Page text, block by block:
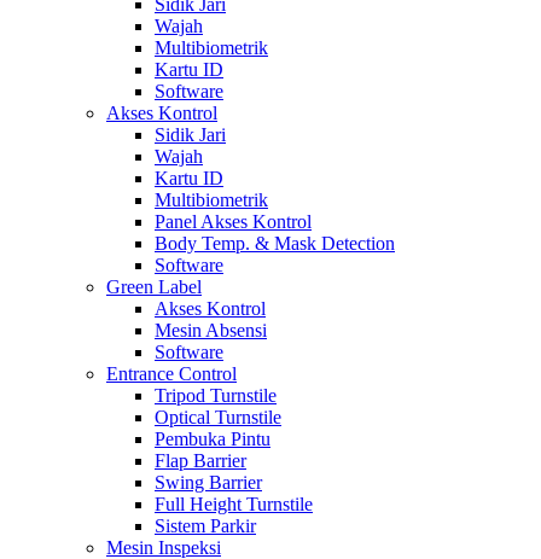
Sidik Jari
Wajah
Multibiometrik
Kartu ID
Software
Akses Kontrol
Sidik Jari
Wajah
Kartu ID
Multibiometrik
Panel Akses Kontrol
Body Temp. & Mask Detection
Software
Green Label
Akses Kontrol
Mesin Absensi
Software
Entrance Control
Tripod Turnstile
Optical Turnstile
Pembuka Pintu
Flap Barrier
Swing Barrier
Full Height Turnstile
Sistem Parkir
Mesin Inspeksi